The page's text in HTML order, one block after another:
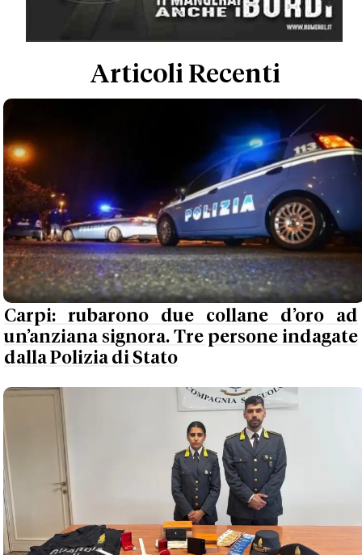
Articoli Recenti
Carpi: rubarono due collane d’oro ad
un’anziana signora. Tre persone indagate
dalla Polizia di Stato